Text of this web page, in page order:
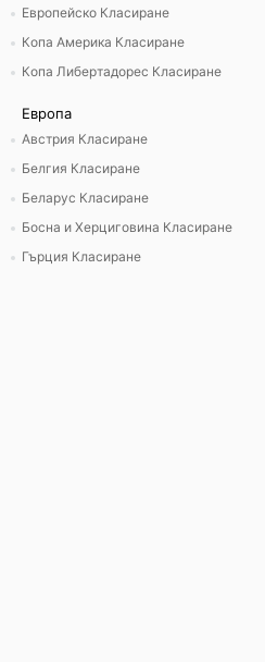
Европейско Класиране
Копа Америка Класиране
Копа Либертадорес Класиране
Европа
Австрия Класиране
Белгия Класиране
Беларус Класиране
Босна и Херциговина Класиране
Гърция Класиране